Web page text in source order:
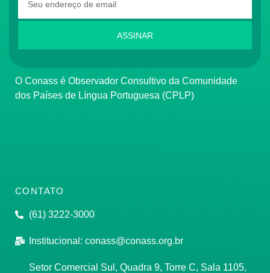
ASSINAR
O Conass é Observador Consultivo da Comunidade
dos Países de Língua Portuguesa (CPLP)
CONTATO
(61) 3222-3000
Institucional: conass@conass.org.br
Setor Comercial Sul, Quadra 9, Torre C, Sala 1105,